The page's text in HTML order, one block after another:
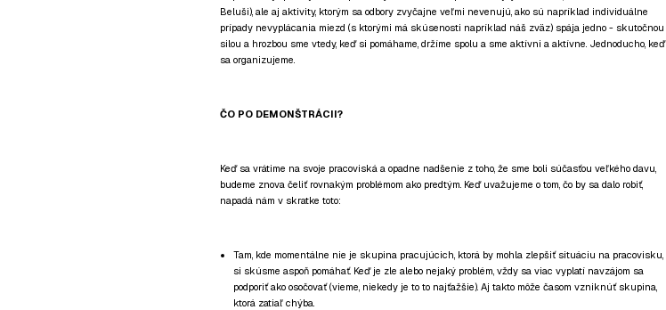
Beluši), ale aj aktivity, ktorým sa odbory zvyčajne veľmi nevenujú, ako sú napríklad individuálne
prípady nevyplácania miezd (s ktorými má skúsenosti napríklad náš zväz) spája jedno - skutočnou
silou a hrozbou sme vtedy, keď si pomáhame, držíme spolu a sme aktívni a aktívne. Jednoducho, keď
sa organizujeme.
ČO PO DEMONŠTRÁCII?
Keď sa vrátime na svoje pracoviská a opadne nadšenie z toho, že sme boli súčasťou veľkého davu,
budeme znova čeliť rovnakým problémom ako predtým. Keď uvažujeme o tom, čo by sa dalo robiť,
napadá nám v skratke toto:
Tam, kde momentálne nie je skupina pracujúcich, ktorá by mohla zlepšiť situáciu na pracovisku,
si skúsme aspoň pomáhať. Keď je zle alebo nejaký problém, vždy sa viac vyplatí navzájom sa
podporiť ako osočovať (vieme, niekedy je to to najťažšie). Aj takto môže časom vzniknúť skupina,
ktorá zatiaľ chýba.